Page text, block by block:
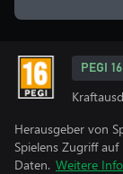
PEGI 16
Herausgeber von
Spielens Zugriff
Daten. Weitere